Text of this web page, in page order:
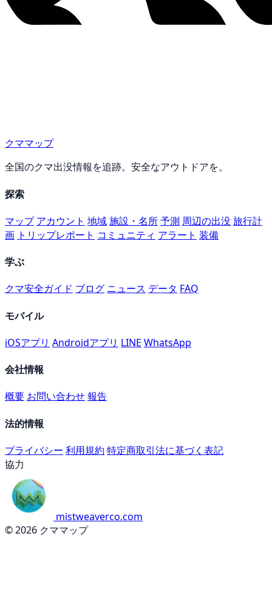
クママップ
全国のクマ出没情報を追跡。安全なアウトドアを。
探索
マップ アカウント 地域施設・名所予測 周辺の出没旅行計
画 トリップレポート コミュニティ アラート 装備
学ぶ
クマ安全ガイド ブログ ニュース データ FAQ
モバイル
iOSアプリ Androidアプリ LINE WhatsApp
会社情報
概要 お問い合わせ報告
法的情報
プライバシー 利用規約 特定商取引法に基づく表記
協力
mistweaverco.com
© 2026 クママップ